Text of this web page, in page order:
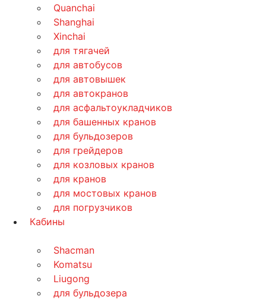
Quanchai
Shanghai
Xinchai
для тягачей
для автобусов
для автовышек
для автокранов
для асфальтоукладчиков
для башенных кранов
для бульдозеров
для грейдеров
для козловых кранов
для кранов
для мостовых кранов
для погрузчиков
Кабины
Shacman
Komatsu
Liugong
для бульдозера